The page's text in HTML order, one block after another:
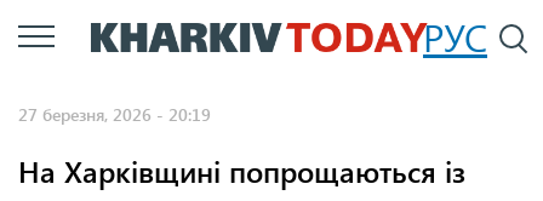
Перейти
до
РУС
27 березня, 2026 - 20:19
На Харківщині попрощаються із